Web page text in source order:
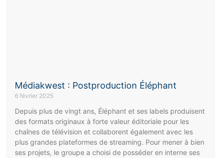
Médiakwest : Postproduction Éléphant
6 février 2025
Depuis plus de vingt ans, Éléphant et ses labels produisent
des formats originaux à forte valeur éditoriale pour les
chaînes de télévision et collaborent également avec les
plus grandes plateformes de streaming. Pour mener à bien
ses projets, le groupe a choisi de posséder en interne ses